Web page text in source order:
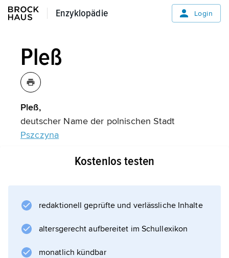
Enzyklopädie
Enzyklopädie Login
Pleß
Pleß,
deutscher Name der polnischen Stadt
Pszczyna
Informationen zum Artikel
Kostenlos testen
redaktionell geprüfte und verlässliche Inhalte
altersgerecht aufbereitet im Schullexikon
monatlich kündbar